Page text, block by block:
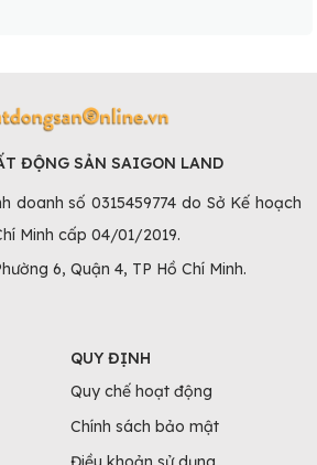
ĐỘNG SẢN SAIGON LAND
doanh số 0315459774 do Sở Kế hoạch
Minh cấp 04/01/2019.
6, Quận 4, TP Hồ Chí Minh.
QUY ĐỊNH
Quy chế hoạt động
Chính sách bảo mật